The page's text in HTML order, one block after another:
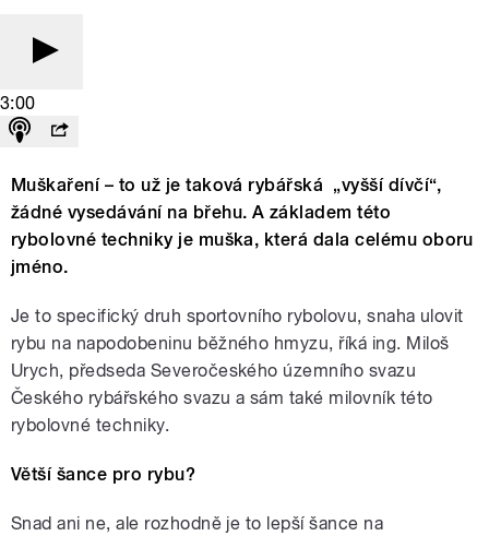
3:00
Muškaření – to už je taková rybářská „vyšší dívčí“,
žádné vysedávání na břehu. A základem této
rybolovné techniky je muška, která dala celému oboru
jméno.
Je to specifický druh sportovního rybolovu, snaha ulovit
rybu na napodobeninu běžného hmyzu, říká ing. Miloš
Urych, předseda Severočeského územního svazu
Českého rybářského svazu a sám také milovník této
rybolovné techniky.
Větší šance pro rybu?
Snad ani ne, ale rozhodně je to lepší šance na